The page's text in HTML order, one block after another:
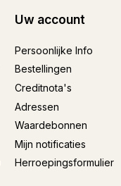
Uw account
Persoonlijke Info
Bestellingen
Creditnota's
Adressen
Waardebonnen
Mijn notificaties
Herroepingsformulier